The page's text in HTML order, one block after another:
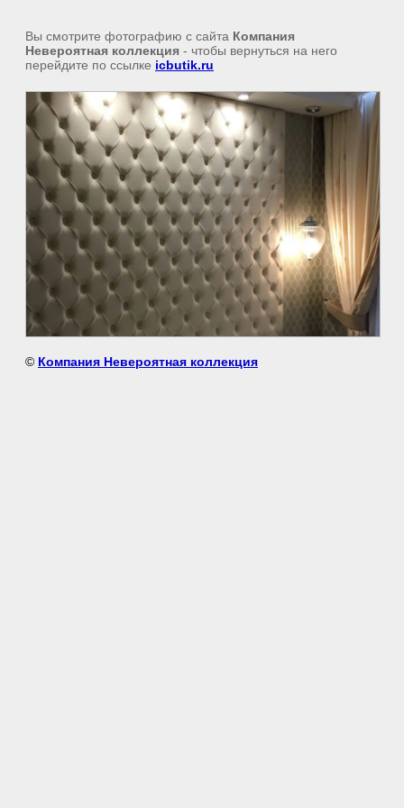
Вы смотрите фотографию с сайта Компания
Невероятная коллекция - чтобы вернуться на него
перейдите по ссылке icbutik.ru
© Компания Невероятная коллекция